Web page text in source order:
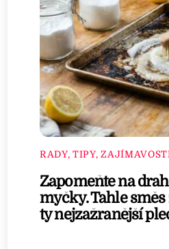
RADY, TIPY,
Zapomeňte na
myčky. Tahle
ty nejzažranější